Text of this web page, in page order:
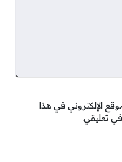
الإلكتروني في هذا
تعليقي.